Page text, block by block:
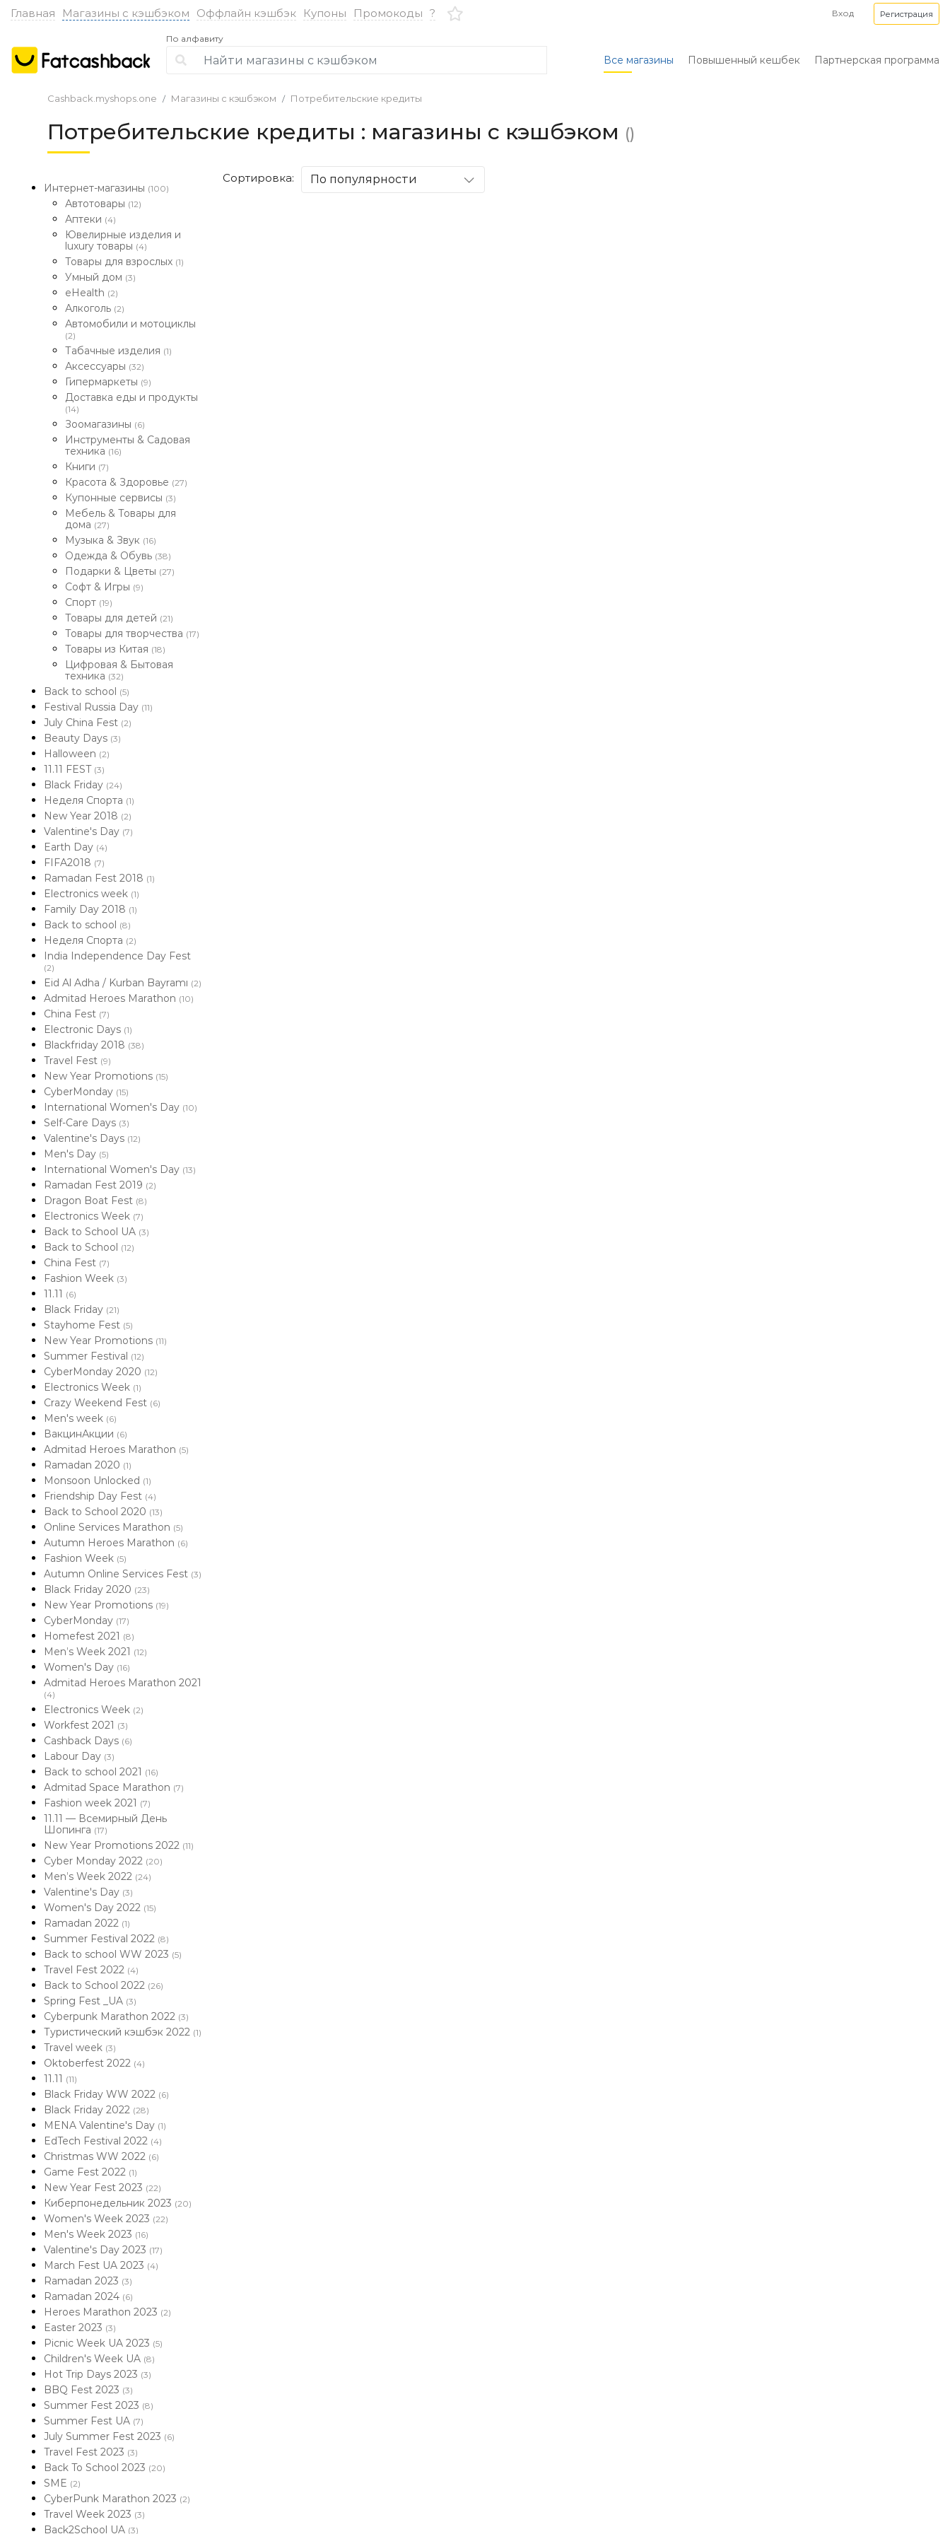
Главная Магазины с кэшбэком Оффлайн кэшбэк Купоны Промокоды ? Вход Регистрация
По алфавиту
Все магазины Повышенный кешбек Партнерская программа
Cashback.myshops.one Магазины с кэшбэком Потребительские кредиты
Потребительские кредиты : магазины с кэшбэком ()
Интернет-магазины (100)
Автотовары (12)
Аптеки (4)
Ювелирные изделия и
luxury товары (4)
Товары для взрослых (1)
Умный дом (3)
eHealth (2)
Алкоголь (2)
Автомобили и мотоциклы
(2)
Табачные изделия (1)
Аксессуары (32)
Гипермаркеты (9)
Доставка еды и продукты
(14)
Зоомагазины (6)
Инструменты & Садовая
техника (16)
Книги (7)
Красота & Здоровье (27)
Купонные сервисы (3)
Мебель & Товары для
дома (27)
Музыка & Звук (16)
Одежда & Обувь (38)
Подарки & Цветы (27)
Софт & Игры (9)
Спорт (19)
Товары для детей (21)
Товары для творчества (17)
Товары из Китая (18)
Цифровая & Бытовая
техника (32)
Back to school (5)
Festival Russia Day (11)
July China Fest (2)
Beauty Days (3)
Halloween (2)
11.11 FEST (3)
Black Friday (24)
Неделя Спорта (1)
New Year 2018 (2)
Valentine's Day (7)
Earth Day (4)
FIFA2018 (7)
Ramadan Fest 2018 (1)
Electronics week (1)
Family Day 2018 (1)
Back to school (8)
Неделя Спорта (2)
India Independence Day Fest
(2)
Eid Al Adha / Kurban Bayramı (2)
Admitad Heroes Marathon (10)
China Fest (7)
Electronic Days (1)
Blackfriday 2018 (38)
Travel Fest (9)
New Year Promotions (15)
CyberMonday (15)
International Women's Day (10)
Self-Care Days (3)
Valentine's Days (12)
Men's Day (5)
International Women's Day (13)
Ramadan Fest 2019 (2)
Dragon Boat Fest (8)
Electronics Week (7)
Back to School UA (3)
Back to School (12)
China Fest (7)
Fashion Week (3)
11.11 (6)
Black Friday (21)
Stayhome Fest (5)
New Year Promotions (11)
Summer Festival (12)
CyberMonday 2020 (12)
Electronics Week (1)
Crazy Weekend Fest (6)
Men's week (6)
ВакцинАкции (6)
Admitad Heroes Marathon (5)
Ramadan 2020 (1)
Monsoon Unlocked (1)
Friendship Day Fest (4)
Back to School 2020 (13)
Online Services Marathon (5)
Autumn Heroes Marathon (6)
Fashion Week (5)
Autumn Online Services Fest (3)
Black Friday 2020 (23)
New Year Promotions (19)
CyberMonday (17)
Homefest 2021 (8)
Men’s Week 2021 (12)
Women's Day (16)
Admitad Heroes Marathon 2021
(4)
Electronics Week (2)
Workfest 2021 (3)
Cashback Days (6)
Labour Day (3)
Back to school 2021 (16)
Admitad Space Marathon (7)
Fashion week 2021 (7)
11.11 — Всемирный День
Шопинга (17)
New Year Promotions 2022 (11)
Cyber Monday 2022 (20)
Men’s Week 2022 (24)
Valentine's Day (3)
Women's Day 2022 (15)
Ramadan 2022 (1)
Summer Festival 2022 (8)
Back to school WW 2023 (5)
Travel Fest 2022 (4)
Back to School 2022 (26)
Spring Fest _UA (3)
Cyberpunk Marathon 2022 (3)
Туристический кэшбэк 2022 (1)
Travel week (3)
Oktoberfest 2022 (4)
11.11 (11)
Black Friday WW 2022 (6)
Black Friday 2022 (28)
MENA Valentine's Day (1)
EdTech Festival 2022 (4)
Christmas WW 2022 (6)
Game Fest 2022 (1)
New Year Fest 2023 (22)
Киберпонедельник 2023 (20)
Women's Week 2023 (22)
Men's Week 2023 (16)
Valentine's Day 2023 (17)
March Fest UA 2023 (4)
Ramadan 2023 (3)
Ramadan 2024 (6)
Heroes Marathon 2023 (2)
Easter 2023 (3)
Picnic Week UA 2023 (5)
Children's Week UA (8)
Hot Trip Days 2023 (3)
BBQ Fest 2023 (3)
Summer Fest 2023 (8)
Summer Fest UA (7)
July Summer Fest 2023 (6)
Travel Fest 2023 (3)
Back To School 2023 (20)
SME (2)
CyberPunk Marathon 2023 (2)
Travel Week 2023 (3)
Back2School UA (3)
Сортировка: По популярности